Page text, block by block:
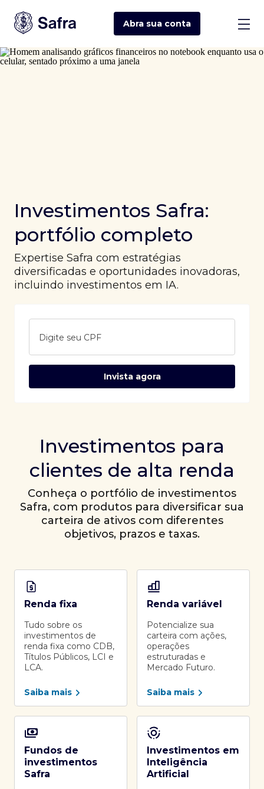
Abra sua conta
Investimentos Safra:
portfólio completo
Expertise Safra com estratégias
diversificadas e oportunidades inovadoras,
incluindo investimentos em IA.
Digite seu CPF
Invista agora
Investimentos para
clientes de alta renda
Conheça o portfólio de investimentos
Safra, com produtos para diversificar sua
carteira de ativos com diferentes
objetivos, prazos e taxas.
Renda fixa
Tudo sobre os
investimentos de
renda fixa como CDB,
Títulos Públicos, LCI e
LCA.
Saiba mais
Renda variável
Potencialize sua
carteira com ações,
operações
estruturadas e
Mercado Futuro.
Saiba mais
Fundos de
investimentos
Safra
Investimentos em
Inteligência
Artificial